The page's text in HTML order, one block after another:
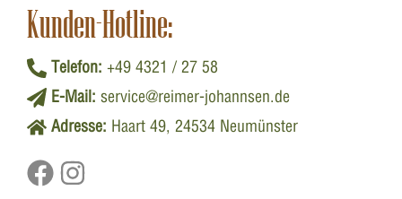
Kunden-Hotline:
Telefon: +49 4321 / 27 58
E-Mail: service@reimer-johannsen.de
Adresse: Haart 49, 24534 Neumünster